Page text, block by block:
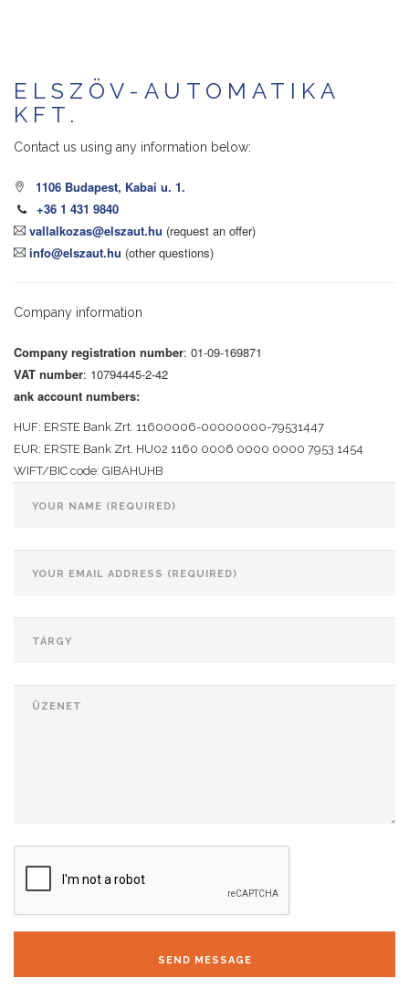
ELSZÖV-AUTOMATIKA
KFT.
Contact us using any information below:
1106 Budapest, Kabai u. 1.
+36 1 431 9840
vallalkozas@elszaut.hu (request an offer)
info@elszaut.hu (other questions)
Company information
Company registration number: 01-09-169871
VAT number: 10794445-2-42
ank account numbers:
HUF: ERSTE Bank Zrt. 11600006-00000000-79531447
EUR: ERSTE Bank Zrt. HU02 1160 0006 0000 0000 7953 1454
WIFT/BIC code: GIBAHUHB
SEND MESSAGE